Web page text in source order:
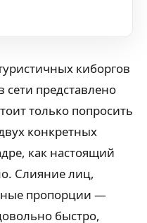
киборгов
представлено
только попросить
конкретных
как настоящий
Слияние лиц,
пропорции —
быстро,